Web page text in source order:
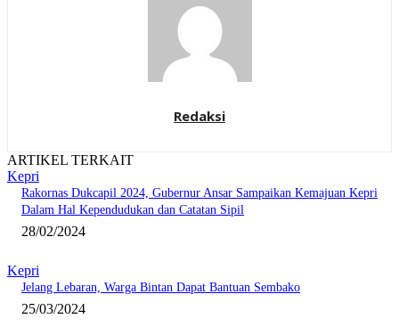
Redaksi
ARTIKEL TERKAIT
Kepri
Rakornas Dukcapil 2024, Gubernur Ansar Sampaikan Kemajuan Kepri
Dalam Hal Kependudukan dan Catatan Sipil
28/02/2024
Kepri
Jelang Lebaran, Warga Bintan Dapat Bantuan Sembako
25/03/2024